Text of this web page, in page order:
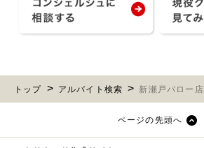
トップ アルバイト検索 新瀬戸バロー店
ページの先頭へ